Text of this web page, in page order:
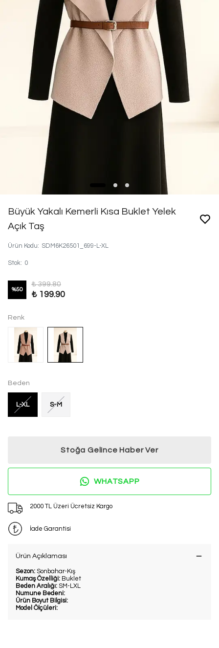
Büyük Yakalı Kemerli Kısa Buklet Yelek
Açık Taş
Ürün Kodu: SDM6K26501_699-L-XL
Stok: 0
%50
₺ 399.80
₺ 199.90
Renk
Beden
L-XL S-M
Stoğa Gelince Haber Ver
WHATSAPP
2000 TL Üzeri Ücretsiz Kargo
İade Garantisi
Ürün Açıklaması
Sezon: Sonbahar-Kış
Kumaş Özelliği: Buklet
Beden Aralığı: SM-LXL
Numune Bedeni:
Ürün Boyut Bilgisi:
Model Ölçüleri: